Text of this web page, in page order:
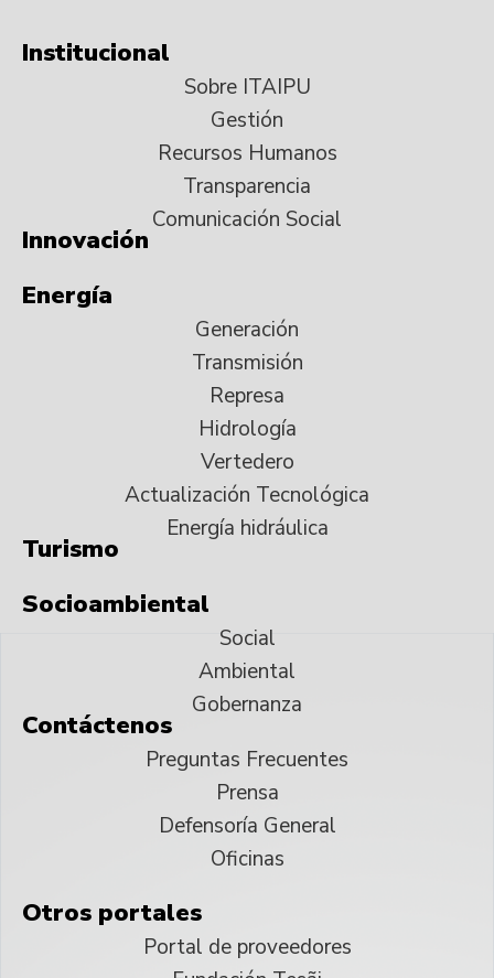
Institucional
Sobre ITAIPU
Gestión
Recursos Humanos
Transparencia
Comunicación Social
Innovación
Energía
Generación
Transmisión
Represa
Hidrología
Vertedero
Actualización Tecnológica
Energía hidráulica
Turismo
Socioambiental
Social
Ambiental
Gobernanza
Contáctenos
Preguntas Frecuentes
Prensa
Defensoría General
Oficinas
Otros portales
Portal de proveedores